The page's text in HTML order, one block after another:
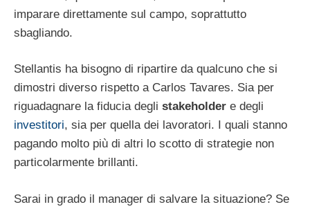
imparare direttamente sul campo, soprattutto
sbagliando.
Stellantis ha bisogno di ripartire da qualcuno che si
dimostri diverso rispetto a Carlos Tavares. Sia per
riguadagnare la fiducia degli stakeholder e degli
investitori, sia per quella dei lavoratori. I quali stanno
pagando molto più di altri lo scotto di strategie non
particolarmente brillanti.
Sarai in grado il manager di salvare la situazione? Se